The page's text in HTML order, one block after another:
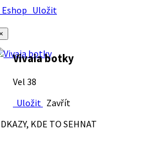
Uložit
Vivaia botky
Vel 38
Uložit Zavřít
KDE TO SEHNAT